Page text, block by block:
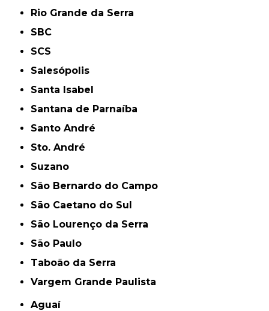
Rio Grande da Serra
SBC
SCS
Salesópolis
Santa Isabel
Santana de Parnaíba
Santo André
Sto. André
Suzano
São Bernardo do Campo
São Caetano do Sul
São Lourenço da Serra
São Paulo
Taboão da Serra
Vargem Grande Paulista
Aguaí